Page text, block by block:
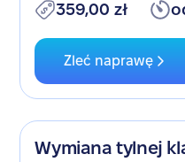
359,00 zł
Zleć naprawę
Wymiana tylnej